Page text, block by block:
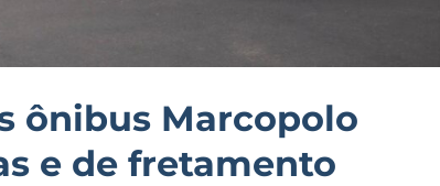
ônibus Marcopolo
e de fretamento